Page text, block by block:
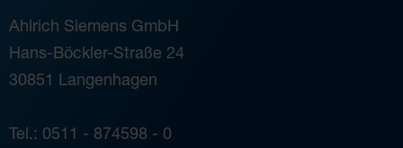
Ahlrich Siemens GmbH
Hans-Böckler-Straße 24
30851 Langenhagen
Tel.: 0511 - 874598 - 0